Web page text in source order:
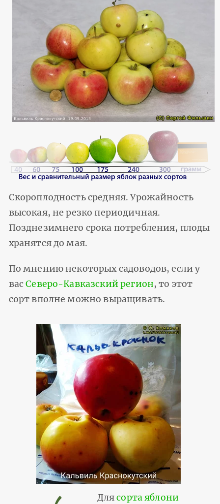
Скороплодность средняя. Урожайность
высокая, не резко периодичная.
Позднезимнего срока потребления, плоды
хранятся до мая.
По мнению некоторых садоводов, если у
васСеверо-Кавказский регион, то этот
сорт вполне можно выращивать.
Длясорта яблони